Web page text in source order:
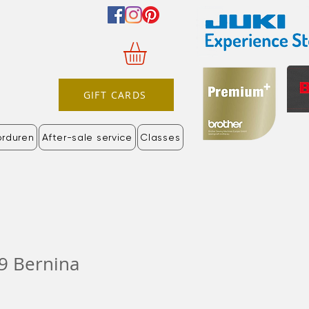
GIFT CARDS
After-sale service Classes
Bernina